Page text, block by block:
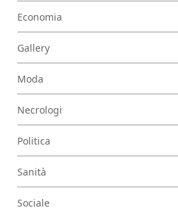
Economia
Gallery
Moda
Necrologi
Politica
Sanità
Sociale